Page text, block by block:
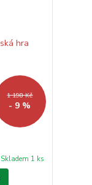
1 198 Kč
- 9 %
Skladem 1 ks